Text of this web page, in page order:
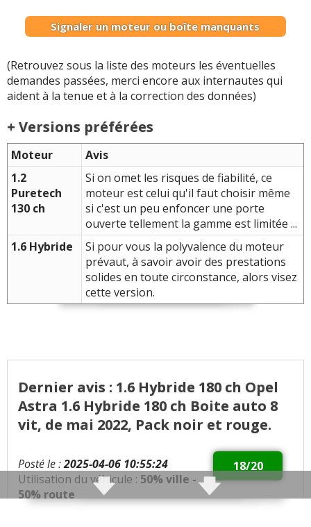
Signaler un moteur ou boîte manquants
(Retrouvez sous la liste des moteurs les éventuelles
demandes passées, merci encore aux internautes qui
aident à la tenue et à la correction des données)
+ Versions préférées
Moteur
Avis
1.2
Puretech
130 ch
Si on omet les risques de fiabilité, ce
moteur est celui qu'il faut choisir même
si c'est un peu enfoncer une porte
ouverte tellement la gamme est limitée ...
1.6 Hybride
Si pour vous la polyvalence du moteur
prévaut, à savoir avoir des prestations
solides en toute circonstance, alors visez
cette version.
Dernier avis : 1.6 Hybride 180 ch Opel
Astra 1.6 Hybride 180 ch Boite auto 8
vit, de mai 2022, Pack noir et rouge.
18/20
Posté le :2025-04-06 10:55:24
Utilisation du véhicule : 50% ville -
50% route